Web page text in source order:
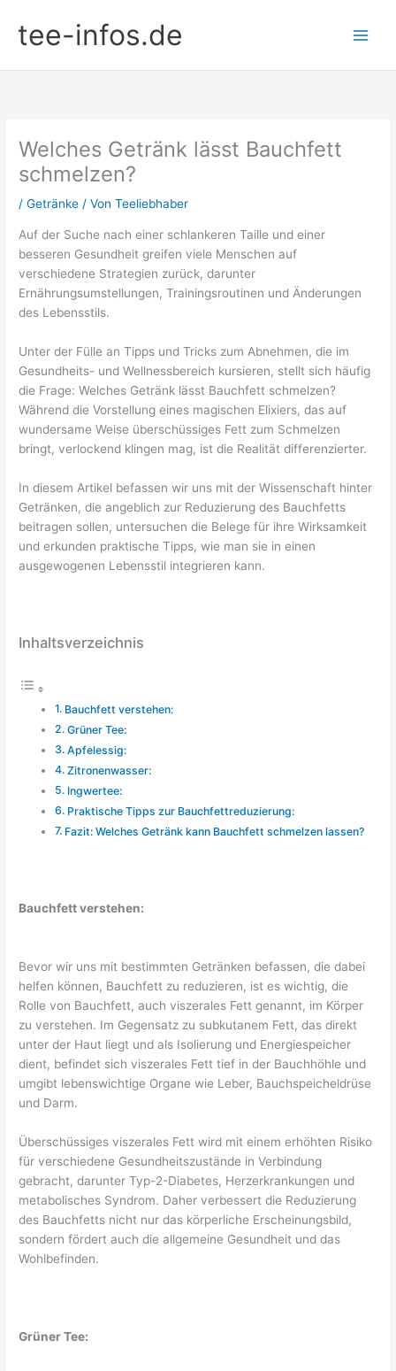
Inhalt
springen
tee-infos.de
Welches Getränk lässt Bauchfett
schmelzen?
/Getränke / VonTeeliebhaber
Auf der Suche nach einer schlankeren Taille und einer
besseren Gesundheit greifen viele Menschen auf
verschiedene Strategien zurück, darunter
Ernährungsumstellungen, Trainingsroutinen und Änderungen
des Lebensstils.
Unter der Fülle an Tipps und Tricks zum Abnehmen, die im
Gesundheits- und Wellnessbereich kursieren, stellt sich häufig
die Frage: Welches Getränk lässt Bauchfett schmelzen?
Während die Vorstellung eines magischen Elixiers, das auf
wundersame Weise überschüssiges Fett zum Schmelzen
bringt, verlockend klingen mag, ist die Realität differenzierter.
In diesem Artikel befassen wir uns mit der Wissenschaft hinter
Getränken, die angeblich zur Reduzierung des Bauchfetts
beitragen sollen, untersuchen die Belege für ihre Wirksamkeit
und erkunden praktische Tipps, wie man sie in einen
ausgewogenen Lebensstil integrieren kann.
Inhaltsverzeichnis
Bauchfett verstehen:
Grüner Tee:
Apfelessig:
Zitronenwasser:
Ingwertee:
Praktische Tipps zur Bauchfettreduzierung:
Fazit: Welches Getränk kann Bauchfett schmelzen lassen?
Bauchfett verstehen:
Bevor wir uns mit bestimmten Getränken befassen, die dabei
helfen können, Bauchfett zu reduzieren, ist es wichtig, die
Rolle von Bauchfett, auch viszerales Fett genannt, im Körper
zu verstehen. Im Gegensatz zu subkutanem Fett, das direkt
unter der Haut liegt und als Isolierung und Energiespeicher
dient, befindet sich viszerales Fett tief in der Bauchhöhle und
umgibt lebenswichtige Organe wie Leber, Bauchspeicheldrüse
und Darm.
Überschüssiges viszerales Fett wird mit einem erhöhten Risiko
für verschiedene Gesundheitszustände in Verbindung
gebracht, darunter Typ-2-Diabetes, Herzerkrankungen und
metabolisches Syndrom. Daher verbessert die Reduzierung
des Bauchfetts nicht nur das körperliche Erscheinungsbild,
sondern fördert auch die allgemeine Gesundheit und das
Wohlbefinden.
Grüner Tee: